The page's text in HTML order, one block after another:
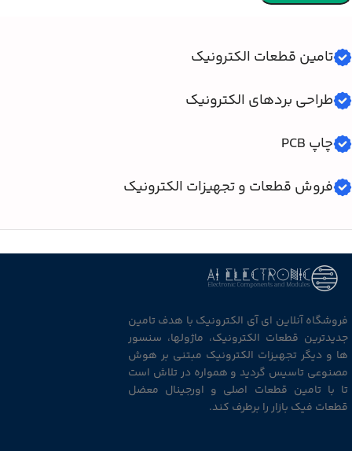
تامین قطعات الکترونیک
طراحی بردهای الکترونیک
چاپ PCB
فروش قطعات و تجهیزات الکترونیک
فروشگاه آنلاین ای آی الکترونیک با هدف تامین
جدیدترین قطعات الکترونیک، ماژولها، سنسور
ها و دیگر تجهیزات الکترونیک مبتنی بر هوش
مصنوعی تاسیس گردید و همواره در تلاش است
تا با تامین قطعات اصلی و اورجینال معضل
قطعات فیک بازار را برطرف کند.